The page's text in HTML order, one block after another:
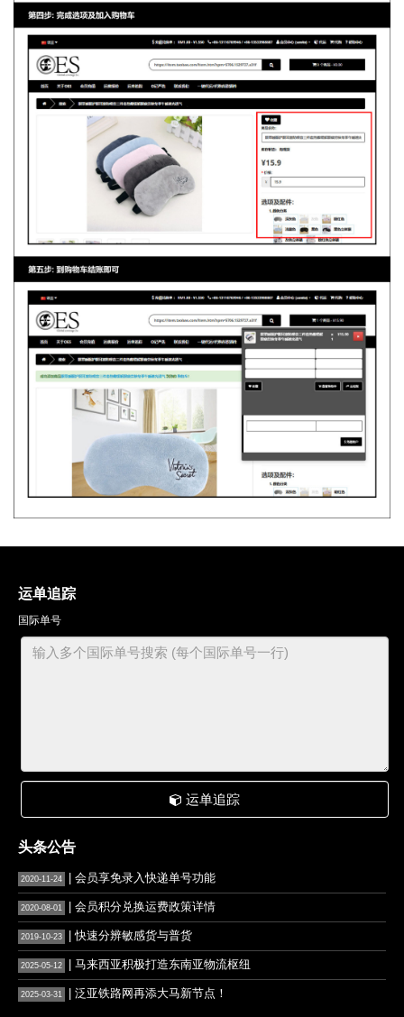
运单追踪
国际单号
运单追踪
头条公告
2020-11-24 | 会员享免录入快递单号功能
2020-08-01 | 会员积分兑换运费政策详情
2019-10-23 | 快速分辨敏感货与普货
2025-05-12 | 马来西亚积极打造东南亚物流枢纽
2025-03-31 | 泛亚铁路网再添大马新节点！